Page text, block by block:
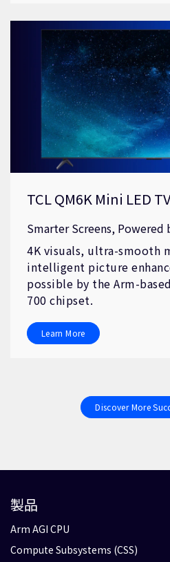
TCL QM6K Mini LED
Smarter Screens, Powered
4K visuals, ultra-smooth
intelligent picture
possible by the Arm-
700 chipset.
Learn More
Discover More
製品
Arm AGI CPU
Compute Subsystems (CSS)